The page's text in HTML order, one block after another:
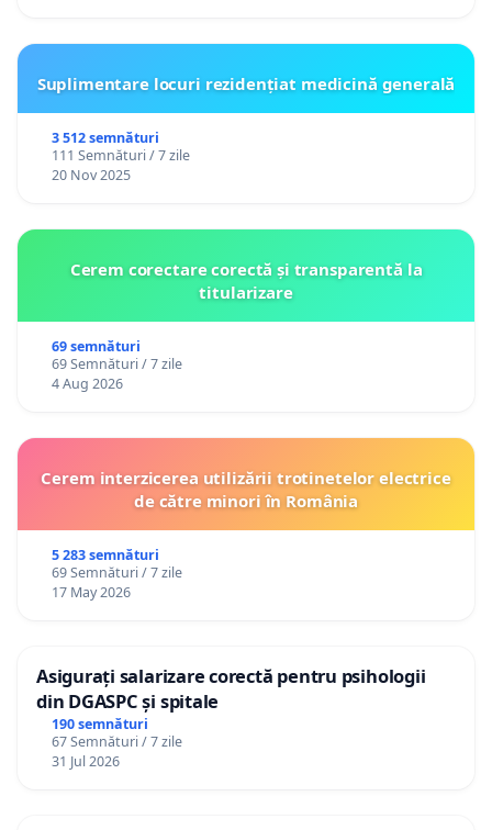
Suplimentare locuri rezidențiat medicină generală
3 512 semnături
111 Semnături / 7 zile
20 Nov 2025
Cerem corectare corectă și transparentă la
titularizare
69 semnături
69 Semnături / 7 zile
4 Aug 2026
Cerem interzicerea utilizării trotinetelor electrice
de către minori în România
5 283 semnături
69 Semnături / 7 zile
17 May 2026
Asigurați salarizare corectă pentru psihologii
din DGASPC și spitale
190 semnături
67 Semnături / 7 zile
31 Jul 2026